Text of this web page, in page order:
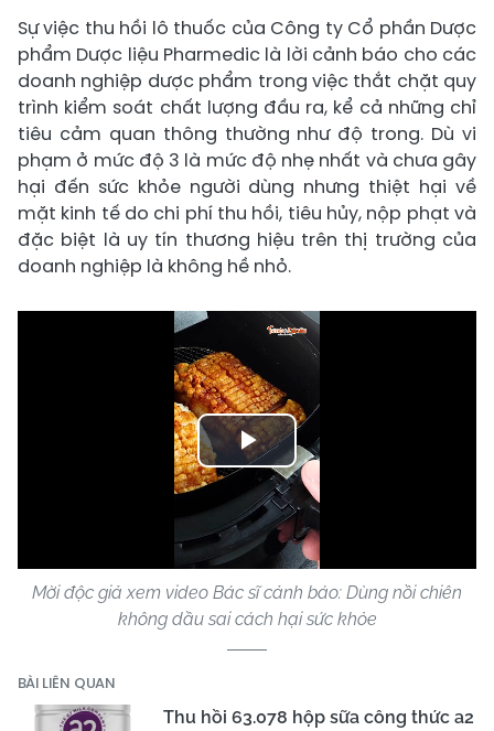
Sự việc thu hồi lô thuốc của Công ty Cổ phần Dược
phẩm Dược liệu Pharmedic là lời cảnh báo cho các
doanh nghiệp dược phẩm trong việc thắt chặt quy
trình kiểm soát chất lượng đầu ra, kể cả những chỉ
tiêu cảm quan thông thường như độ trong. Dù vi
phạm ở mức độ 3 là mức độ nhẹ nhất và chưa gây
hại đến sức khỏe người dùng nhưng thiệt hại về
mặt kinh tế do chi phí thu hồi, tiêu hủy, nộp phạt và
đặc biệt là uy tín thương hiệu trên thị trường của
doanh nghiệp là không hề nhỏ.
Play
Video
Mời độc giả xem video Bác sĩ cảnh báo: Dùng nồi chiên
không dầu sai cách hại sức khỏe
BÀI LIÊN QUAN
Thu hồi 63.078 hộp sữa công thức a2